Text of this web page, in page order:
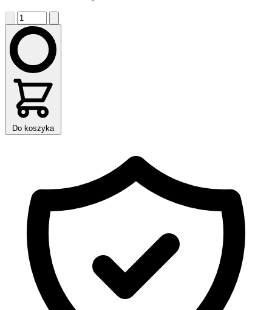
Do koszyka